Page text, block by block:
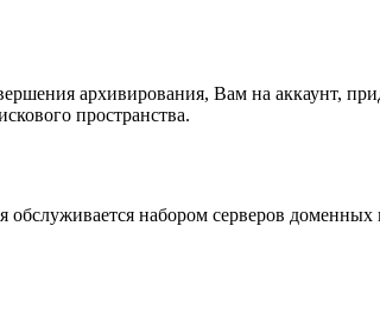
архивирования, Вам на аккаунт,
пространства.
набором серверов